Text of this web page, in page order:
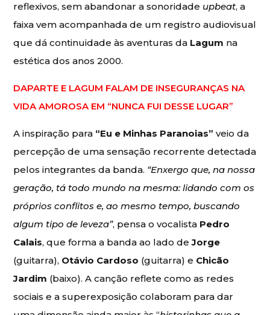
reflexivos, sem abandonar a sonoridade upbeat, a
faixa vem acompanhada de um registro audiovisual
que dá continuidade às aventuras da Lagum na
estética dos anos 2000.
DAPARTE E LAGUM FALAM DE INSEGURANÇAS NA
VIDA AMOROSA EM “NUNCA FUI DESSE LUGAR”
A inspiração para “Eu e Minhas Paranoias” veio da
percepção de uma sensação recorrente detectada
pelos integrantes da banda. “Enxergo que, na nossa
geração, tá todo mundo na mesma: lidando com os
próprios conflitos e, ao mesmo tempo, buscando
algum tipo de leveza”, pensa o vocalista Pedro
Calais, que forma a banda ao lado deJorge
(guitarra), Otávio Cardoso (guitarra) e Chicão
Jardim (baixo). A canção reflete como as redes
sociais e a superexposição colaboram para dar